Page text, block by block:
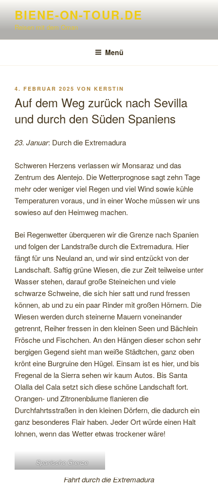
springen
BIENE-ON-TOUR.DE
Reisen mit dem Oman
Menü
VERÖFFENTLICHT
4. FEBRUAR 2025 VON KERSTIN
Auf dem Weg zurück nach Sevilla
und durch den Süden Spaniens
23. Januar: Durch die Extremadura
Schweren Herzens verlassen wir Monsaraz und das
Zentrum des Alentejo. Die Wetterprognose sagt zehn Tage
mehr oder weniger viel Regen und viel Wind sowie kühle
Temperaturen voraus, und in einer Woche müssen wir uns
sowieso auf den Heimweg machen.
Bei Regenwetter überqueren wir die Grenze nach Spanien
und folgen der Landstraße durch die Extremadura. Hier
fängt für uns Neuland an, und wir sind entzückt von der
Landschaft. Saftig grüne Wiesen, die zur Zeit teilweise unter
Wasser stehen, darauf große Steineichen und viele
schwarze Schweine, die sich hier satt und rund fressen
können, ab und zu ein paar Rinder mit großen Hörnern. Die
Wiesen werden durch steinerne Mauern voneinander
getrennt, Reiher fressen in den kleinen Seen und Bächlein
Frösche und Fischchen. An den Hängen dieser schon sehr
bergigen Gegend sieht man weiße Städtchen, ganz oben
krönt eine Burgruine den Hügel. Einsam ist es hier, und bis
Fregenal de la Sierra sehen wir kaum Autos. Bis Santa
Olalla del Cala setzt sich diese schöne Landschaft fort.
Orangen- und Zitronenbäume flanieren die
Durchfahrtsstraßen in den kleinen Dörfern, die dadurch ein
ganz besonderes Flair haben. Jeder Ort würde einen Halt
lohnen, wenn das Wetter etwas trockener wäre!
Spanische Grenze
Fahrt durch die Extremadura